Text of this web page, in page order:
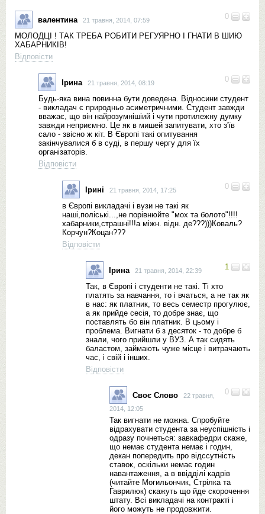
0
валентина 21 травня, 2014, 07:59
МОЛОДЦІ ! ТАК ТРЕБА РОБИТИ РЕГУЯРНО І ГНАТИ В ШИЮ
ХАБАРНИКІВ!
Відповісти
0
Ірина 21 травня, 2014, 08:19
Будь-яка вина повинна бути доведена. Відносини студент
- викладач є природньо асиметричними. Студент завжди
вважає, що він найрозумнішіий і чути протилежну думку
завжди неприємно. Це як в мишей запитувати, хто з'їв
сало - звісно ж кіт. В Європі такі опитування
закінчувалися б в суді, в першу чергу для їх
організаторів.
Відповісти
0
Ірині 21 травня, 2014, 17:25
в Європі викладачі і вузи не такі як
наші,поліські...,не порівнюйте "мох та болото"!!!!
хабарники,страшні!!!а міжн. відн. де???)))Коваль?
Корчун?Коцан???
Відповісти
1
Ірина 21 травня, 2014, 22:39
Так, в Європі і студенти не такі. Ті хто
платять за навчання, то і вчаться, а не так як
в нас: як платник, то весь семестр прогулює,
а як прийде сесія, то добре знає, що
поставлять бо він платник. В цьому і
проблема. Вигнати б з десяток - то добре б
знали, чого прийшли у ВУЗ. А так сидять
баластом, займають чуже місце і витрачають
час, і свій і інших.
Відповісти
0
Своє Слово
22 травня,
2014, 12:05
Так вигнати не можна. Спробуйте
відрахувати студента за неуспішність і
одразу почнеться: завкафедри скаже,
що немає студента немає і годин,
декан попередить про відссутність
ставок, оскільки немає годин
навантаження, а в ввідділі кадрів
(читайте Могильончик, Стрілка та
Гаврилюк) скажуть що йде скорочення
штату. Всі викладачі на контракті і
його можуть не продовжити.